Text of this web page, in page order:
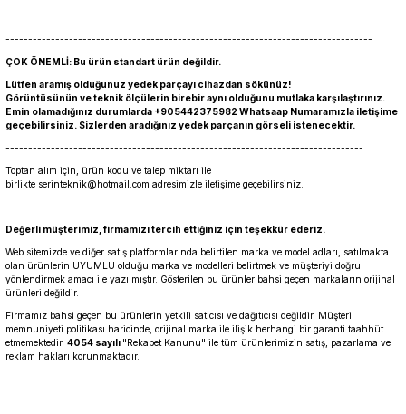
---------------------------------------------------------------------------------
ÇOK ÖNEMLİ: Bu ürün standart ürün değildir.
Lütfen aramış olduğunuz yedek parçayı cihazdan sökünüz!
Görüntüsünün ve teknik ölçülerin birebir aynı olduğunu mutlaka karşılaştırınız.
Emin olamadığınız durumlarda +905442375982 Whatsaap Numaramızla iletişime
geçebilirsiniz. Sizlerden aradığınız yedek parçanın görseli istenecektir.
-------------------------------------------------------------------------------
Toptan alım için, ürün kodu ve talep miktarı ile
birlikte serinteknik@hotmail.com adresimizle iletişime geçebilirsiniz.
-------------------------------------------------------------------------------
Değerli müşterimiz, firmamızı tercih ettiğiniz için teşekkür ederiz.
Web sitemizde ve diğer satış platformlarında belirtilen marka ve model adları, satılmakta
olan ürünlerin UYUMLU olduğu marka ve modelleri belirtmek ve müşteriyi doğru
yönlendirmek amacı ile yazılmıştır. Gösterilen bu ürünler bahsi geçen markaların orijinal
ürünleri değildir.
Firmamız bahsi geçen bu ürünlerin yetkili satıcısı ve dağıtıcısı değildir. Müşteri
memnuniyeti politikası haricinde, orijinal marka ile ilişik herhangi bir garanti taahhüt
etmemektedir. 4054 sayılı "Rekabet Kanunu" ile tüm ürünlerimizin satış, pazarlama ve
reklam hakları korunmaktadır.